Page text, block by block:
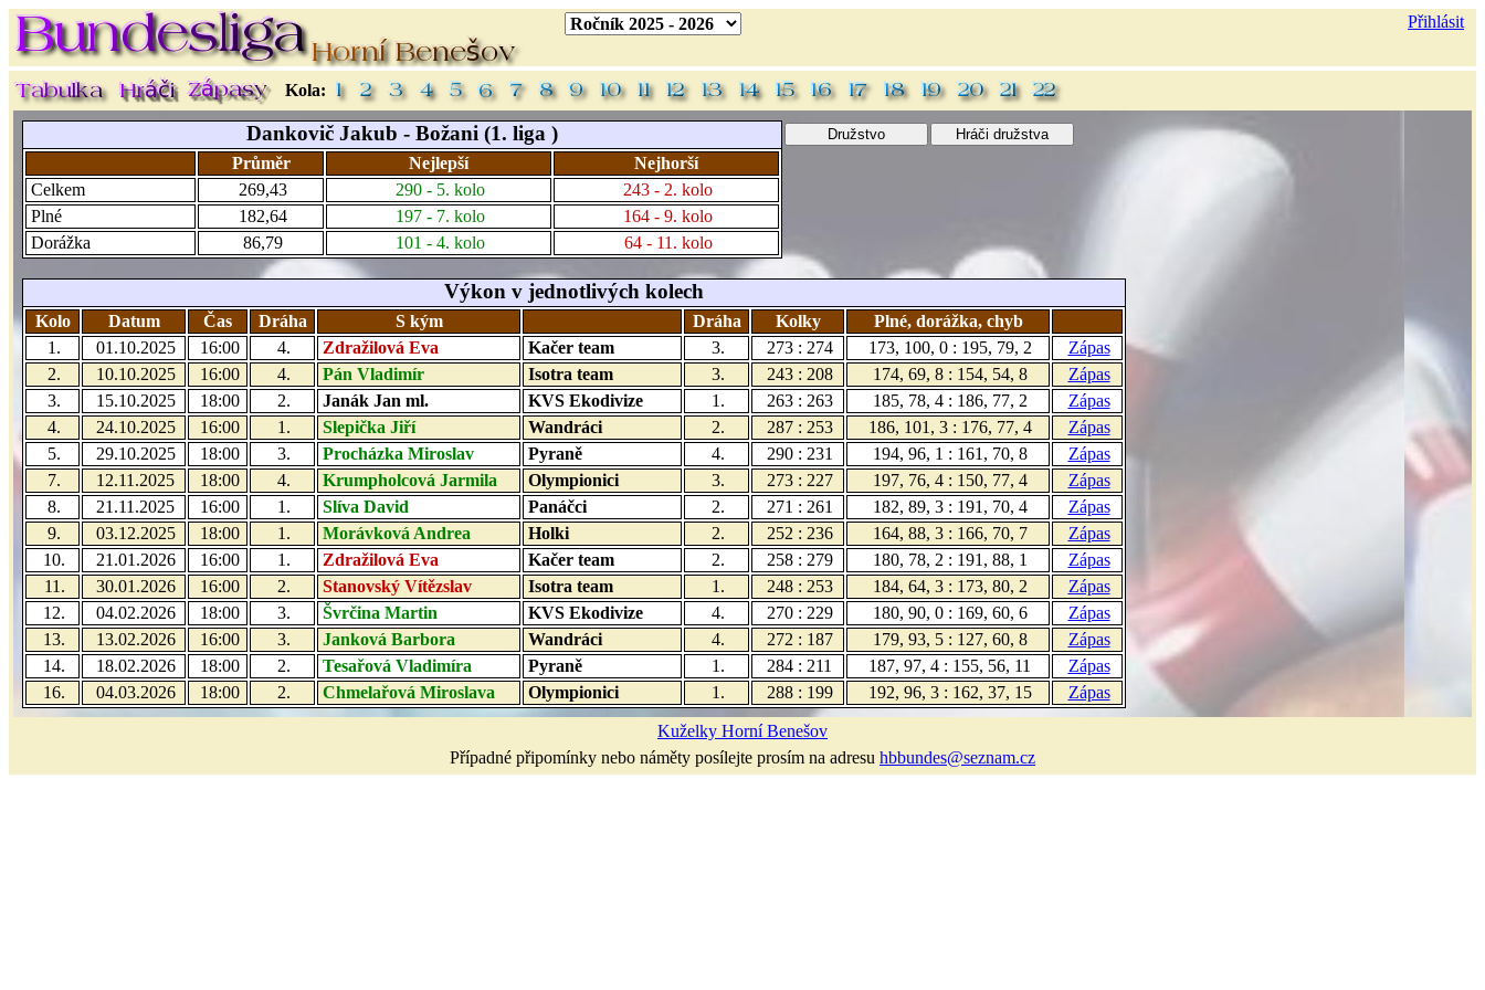
Přihlásit
Kola:
Dankovič Jakub - Božani (1. liga )
Průměr Nejlepší
Nejhorší
Celkem
269,43 290 - 5. kolo
243 - 2. kolo
Plné
182,64 197 - 7. kolo
164 - 9. kolo
Dorážka
86,79 101 - 4. kolo 64 - 11. kolo
Výkon v jednotlivých kolech
Kolo Datum Čas Dráha S kým Dráha Kolky
Plné, dorážka, chyb
1.
01.10.2025 16:00 4. Zdražilová Eva Kačer team 3. 273 : 274 173, 100, 0 : 195, 79, 2
Zápas
2.
10.10.2025 16:00 4. Pán Vladimír Isotra team 3. 243 : 208 174, 69, 8 : 154, 54, 8
Zápas
3.
15.10.2025 18:00 2. Janák Jan ml. KVS Ekodivize 1. 263 : 263 185, 78, 4 : 186, 77, 2
Zápas
4.
24.10.2025 16:00 1. Slepička Jiří Wandráci 2. 287 : 253 186, 101, 3 : 176, 77, 4
Zápas
5.
29.10.2025 18:00 3. Procházka Miroslav Pyraně 4. 290 : 231 194, 96, 1 : 161, 70, 8
Zápas
7.
12.11.2025 18:00 4. Krumpholcová Jarmila Olympionici 3. 273 : 227 197, 76, 4 : 150, 77, 4
Zápas
8.
21.11.2025 16:00 1. Slíva David Panáčci 2. 271 : 261 182, 89, 3 : 191, 70, 4
Zápas
9.
03.12.2025 18:00 1. Morávková Andrea Holki 2. 252 : 236 164, 88, 3 : 166, 70, 7
Zápas
10.
21.01.2026 16:00 1. Zdražilová Eva Kačer team 2. 258 : 279 180, 78, 2 : 191, 88, 1
Zápas
11.
30.01.2026 16:00 2. Stanovský Vítězslav Isotra team 1. 248 : 253 184, 64, 3 : 173, 80, 2
Zápas
12.
04.02.2026 18:00 3. Švrčina Martin KVS Ekodivize 4. 270 : 229 180, 90, 0 : 169, 60, 6
Zápas
13.
13.02.2026 16:00 3. Janková Barbora Wandráci 4. 272 : 187 179, 93, 5 : 127, 60, 8
Zápas
14.
18.02.2026 18:00 2. Tesařová Vladimíra Pyraně 1. 284 : 211 187, 97, 4 : 155, 56, 11
Zápas
16.
04.03.2026 18:00 2. Chmelařová Miroslava Olympionici 1. 288 : 199 192, 96, 3 : 162, 37, 15 Zápas
Kuželky Horní Benešov
Případné připomínky nebo náměty posílejte prosím na adresu hbbundes@seznam.cz